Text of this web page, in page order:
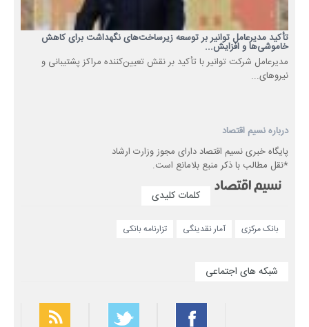
تأکید مدیرعامل توانیر بر توسعه زیرساخت‌های نگهداشت برای کاهش
خاموشی‌ها و افزایش...
مدیرعامل شرکت توانیر با تأکید بر نقش تعیین‌کننده مراکز پشتیبانی و
نیروهای...
درباره نسیم اقتصاد
پایگاه خبری نسیم اقتصاد دارای مجوز وزارت ارشاد
*نقل مطالب با ذکر منبع بلامانع است.
کلمات کلیدی
بانک مرکزی آمار نقدینگی تزارنامه بانکی
شبکه های اجتماعی